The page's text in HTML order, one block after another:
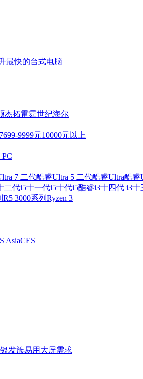
升最快的台式电脑
杰拓雷霆世纪海尔
7699-9999元10000元以上
7 二代酷睿Ultra 5 二代酷睿Ultra酷睿
二代i5十一代i5十代i5酷睿i3十四代 i3十
R5 3000系列 Ryzen 3
AsiaCES
发族易用大屏需求